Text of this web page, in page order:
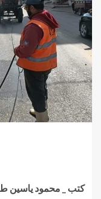
كتب _ محمود ياسين